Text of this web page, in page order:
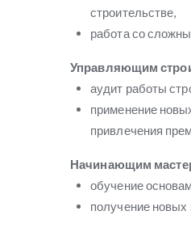
строительстве,
работа со
Управляющим
аудит работы
применение
привлечения
Начинающим
обучение
получение